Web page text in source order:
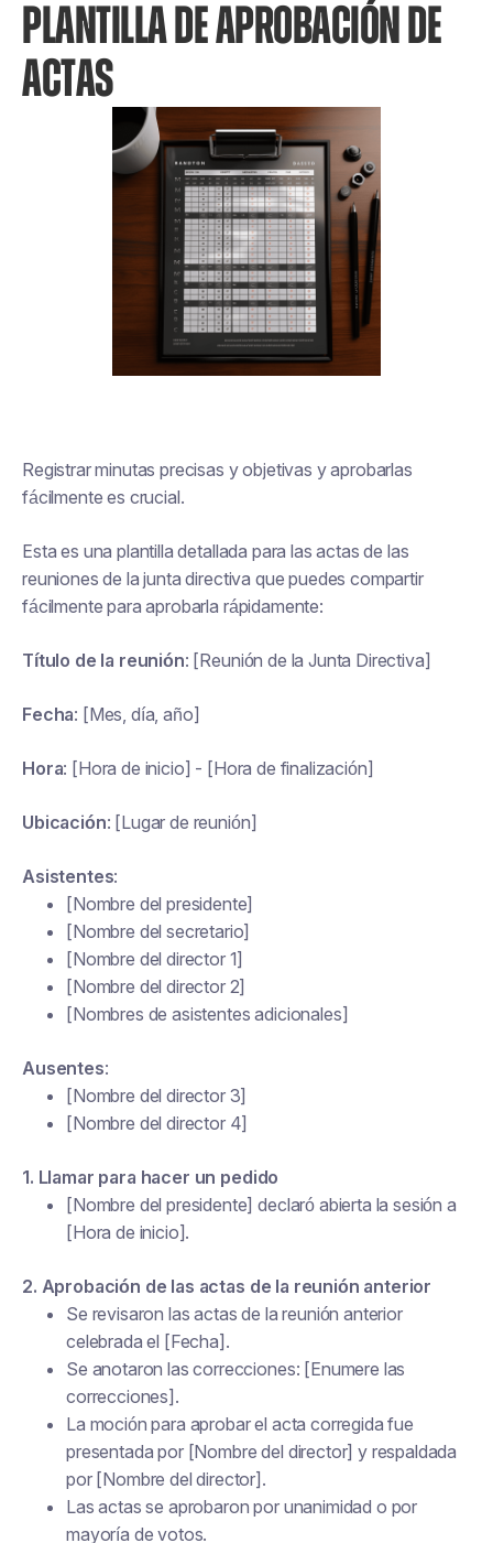
PLANTILLA DE APROBACIÓN DE
ACTAS
Registrar minutas precisas y objetivas y aprobarlas
fácilmente es crucial.
Esta es una plantilla detallada para las actas de las
reuniones de la junta directiva que puedes compartir
fácilmente para aprobarla rápidamente:
Título de la reunión: [Reunión de la Junta Directiva]
Fecha: [Mes, día, año]
Hora: [Hora de inicio] - [Hora de finalización]
Ubicación: [Lugar de reunión]
Asistentes:
[Nombre del presidente]
[Nombre del secretario]
[Nombre del director 1]
[Nombre del director 2]
[Nombres de asistentes adicionales]
Ausentes:
[Nombre del director 3]
[Nombre del director 4]
1. Llamar para hacer un pedido
[Nombre del presidente] declaró abierta la sesión a
[Hora de inicio].
2. Aprobación de las actas de la reunión anterior
Se revisaron las actas de la reunión anterior
celebrada el [Fecha].
Se anotaron las correcciones: [Enumere las
correcciones].
La moción para aprobar el acta corregida fue
presentada por [Nombre del director] y respaldada
por [Nombre del director].
Las actas se aprobaron por unanimidad o por
mayoría de votos.